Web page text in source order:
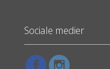
Sociale medier